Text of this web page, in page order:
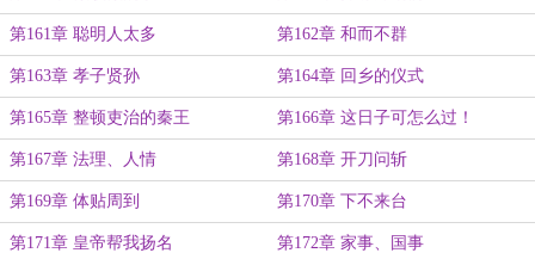
第161章 聪明人太多 第162章 和而不群
第163章 孝子贤孙 第164章 回乡的仪式
第165章 整顿吏治的秦王 第166章 这日子可怎么过！
第167章 法理、人情 第168章 开刀问斩
第169章 体贴周到 第170章 下不来台
第171章 皇帝帮我扬名 第172章 家事、国事